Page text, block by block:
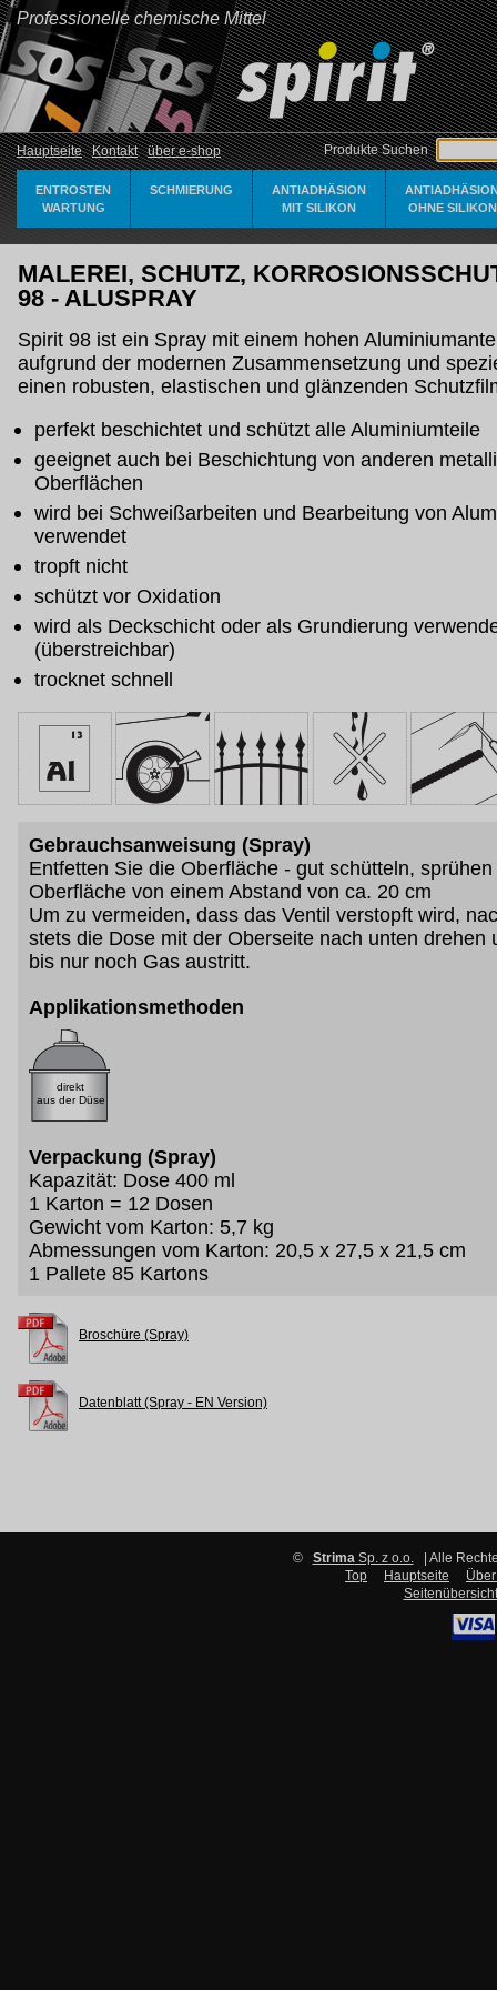
Professionelle chemische Mittel
Hauptseite Kontakt über e-shop Produkte Suchen
ENTROSTEN
WARTUNG
SCHMIERUNG
ANTIADHÄSION
MIT SILIKON
OHNE SILIKON
MALEREI, SCHUTZ,
98 - ALUSPRAY
Spirit 98 ist ein Spray mit einem hohen
aufgrund der modernen Zusammensetzung und
einen robusten, elastischen und glänzenden
perfekt beschichtet und schützt alle Aluminiumteile
geeignet auch bei Beschichtung von anderen
Oberflächen
wird bei Schweißarbeiten und Bearbeitung von
verwendet
tropft nicht
schützt vor Oxidation
wird als Deckschicht oder als Grundierung
(überstreichbar)
trocknet schnell
Gebrauchsanweisung (Spray)
Entfetten Sie die Oberfläche - gut schütteln,
Oberfläche von einem Abstand von ca. 20 cm
Um zu vermeiden, dass das Ventil verstopft wird,
stets die Dose mit der Oberseite nach unten drehen
bis nur noch Gas austritt.
Applikationsmethoden
direkt
aus der Düse
Verpackung (Spray)
Kapazität: Dose 400 ml
1 Karton = 12 Dosen
Gewicht vom Karton: 5,7 kg
Abmessungen vom Karton: 20,5 x 27,5 x 21,5 cm
1 Pallete 85 Kartons
Broschüre (Spray)
Datenblatt (Spray - EN Version)
© StrimaSp. z o.o.
| Alle
Top
Hauptseite